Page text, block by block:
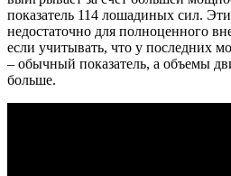
показатель 114 лошадиных сил.
недостаточно для полноценного
если учитывать, что у последних
– обычный показатель, а объемы
больше.